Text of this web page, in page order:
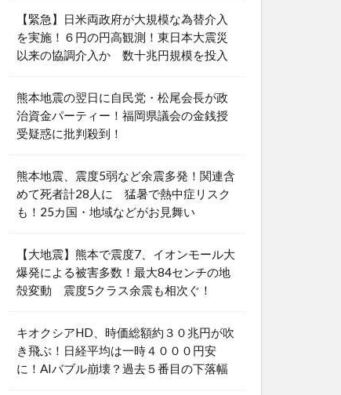
【緊急】日米両政府が大規模な為替介入
を実施！６円の円高観測！東日本大震災
以来の協調介入か 数十兆円規模を投入
熊本地震の翌日に自民党・松尾会長が政
治資金パーティー！福岡県議会の金銭授
受疑惑に批判殺到！
熊本地震、震度5弱など余震多発！関連含
めて死者計28人に 猛暑で熱中症リスク
も！25カ国・地域などがお見舞い
【大地震】熊本で震度7、イオンモール大
爆発による被害多数！最大84センチの地
殻変動 震度5クラス余震も相次ぐ！
キオクシアHD、時価総額約３０兆円が吹
き飛ぶ！日経平均は一時４０００円安
に！AIバブル崩壊？過去５番目の下落幅